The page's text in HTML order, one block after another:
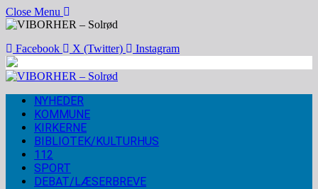
Close Menu
Facebook X (Twitter) Instagram
NYHEDER
KOMMUNE
KIRKERNE
BIBLIOTEK/KULTURHUS
112
SPORT
DEBAT/LÆSERBREVE